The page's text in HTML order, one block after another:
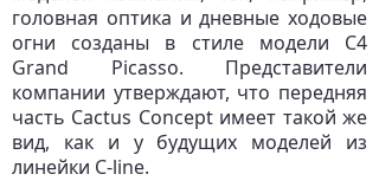
головная оптика и дневные ходовые
огни созданы в стиле модели C4
Grand Picasso. Представители
компании утверждают, что передняя
часть Cactus Concept имеет такой же
вид, как и у будущих моделей из
линейки С-line.